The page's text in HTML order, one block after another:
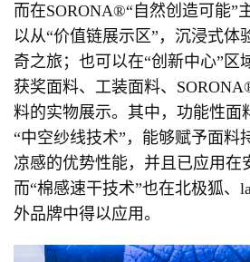
而在SORONA®“自然创造可能”
以从“价值链展示区”，沉浸式体
奇之旅；也可以在“创新中心”区
获奖面料、工装面料、
料的实物展示。其中，功能性面
“中空纱线技术”，能够赋予面料
凉感的优势性能，并且已应用在
而“棉感速干技术”也在北极狐、
外品牌中得以应用。